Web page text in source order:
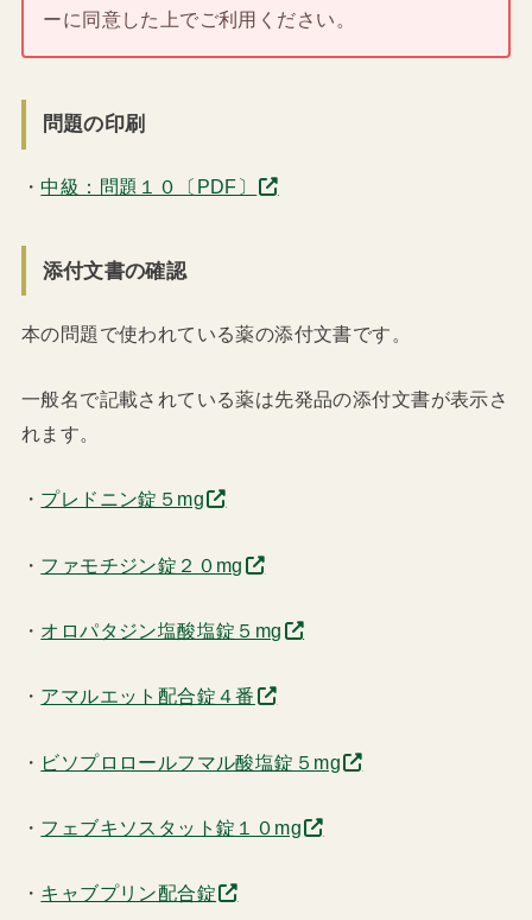
ーに同意した上でご利用ください。
問題の印刷
・中級：問題１０〔PDF〕
添付文書の確認
本の問題で使われている薬の添付文書です。
一般名で記載されている薬は先発品の添付文書が表示さ
れます。
・ プレドニン錠５mg
・ ファモチジン錠２０mg
・ オロパタジン塩酸塩錠５mg
・ アマルエット配合錠４番
・ ビソプロロールフマル酸塩錠５mg
・ フェブキソスタット錠１０mg
・ キャブプリン配合錠